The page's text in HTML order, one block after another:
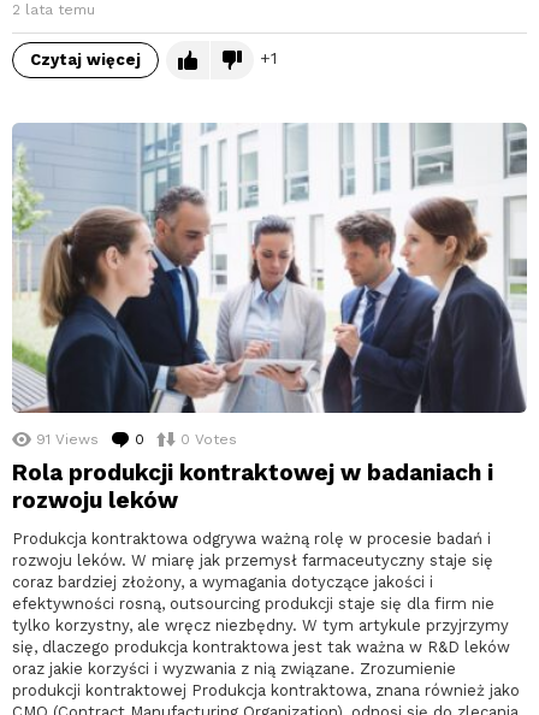
2 lata temu
Czytaj więcej 1
91 Views 0 komentarzy
0 Votes
Rola produkcji kontraktowej w badaniach i
rozwoju leków
Produkcja kontraktowa odgrywa ważną rolę w procesie badań i
rozwoju leków. W miarę jak przemysł farmaceutyczny staje się
coraz bardziej złożony, a wymagania dotyczące jakości i
efektywności rosną, outsourcing produkcji staje się dla firm nie
tylko korzystny, ale wręcz niezbędny. W tym artykule przyjrzymy
się, dlaczego produkcja kontraktowa jest tak ważna w R&D leków
oraz jakie korzyści i wyzwania z nią związane. Zrozumienie
produkcji kontraktowej Produkcja kontraktowa, znana również jako